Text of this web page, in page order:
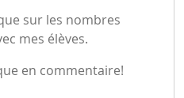
sur les nombres
mes élèves.
en commentaire!